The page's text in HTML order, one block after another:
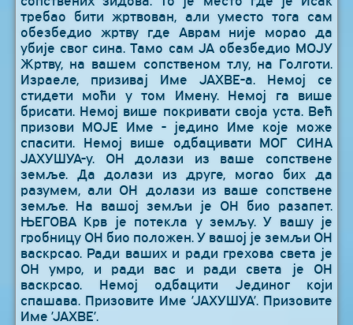
требао бити жртвован, али уместо тога сам
обезбедио жртву где Аврам није морао да
убије свог сина. Тамо сам ЈА обезбедио МОЈУ
Жртву, на вашем сопственом тлу, на Голготи.
Израеле, призивај Име ЈАХВЕ-а. Немој се
стидети моћи у том Имену. Немој га више
брисати. Немој више покривати своја уста. Већ
призови МОЈЕ Име - једино Име које може
спасити. Немој више одбацивати МОГ СИНА
ЈАХУШУА-у. ОН долази из ваше сопствене
земље. Да долази из друге, могао бих да
разумем, али ОН долази из ваше сопствене
земље. На вашој земљи је ОН био разапет.
ЊЕГОВА Крв је потекла у земљу. У вашу је
гробницу ОН био положен. У вашој је земљи ОН
васкрсао. Ради ваших и ради грехова света је
ОН умро, и ради вас и ради света је ОН
васкрсао. Немој одбацити Јединог који
спашава. Призовите Име ’ЈАХУШУА’. Призовите
Име ’ЈАХВЕ’.